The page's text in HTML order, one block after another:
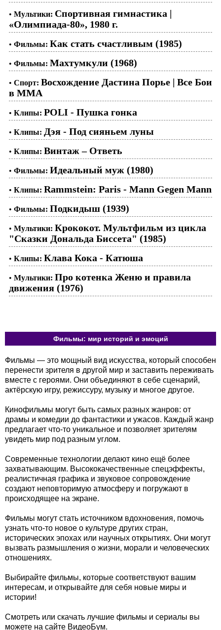
• Мультики: Спортивная гимнастика |
«Олимпиада-80», 1980 г.
• Фильмы: Как стать счастливым (1985)
• Фильмы: Махтумкули (1968)
• Спорт: Восхождение Дастина Порье | Все Бои
в ММА
• Клипы: POLI - Пушка гонка
• Клипы: Дэя - Под сияньем луны
• Клипы: Винтаж – Ответь
• Фильмы: Идеальный муж (1980)
• Клипы: Rammstein: Paris - Mann Gegen Mann
• Фильмы: Подкидыш (1939)
• Мультики: Крококот. Мультфильм из цикла
"Сказки Дональда Биссета" (1985)
• Клипы: Клава Кока - Катюша
• Мультики: Про котенка Женю и правила
движения (1976)
Фильмы: мир историй и эмоций
Фильмы — это мощный вид искусства, который способен
перенести зрителя в другой мир и заставить переживать
вместе с героями. Они объединяют в себе сценарий,
актёрскую игру, режиссуру, музыку и многое другое.
Кинофильмы могут быть самых разных жанров: от
драмы и комедии до фантастики и ужасов. Каждый жанр
предлагает что-то уникальное и позволяет зрителям
увидеть мир под разным углом.
Современные технологии делают кино ещё более
захватывающим. Высококачественные спецэффекты,
реалистичная графика и звуковое сопровождение
создают неповторимую атмосферу и погружают в
происходящее на экране.
Фильмы могут стать источником вдохновения, помочь
узнать что-то новое о культуре других стран,
исторических эпохах или научных открытиях. Они могут
вызвать размышления о жизни, морали и человеческих
отношениях.
Выбирайте фильмы, которые соответствуют вашим
интересам, и открывайте для себя новые миры и
истории!
Смотреть или скачать лучшие фильмы и сериалы вы
можете на сайте ВидеоБум.